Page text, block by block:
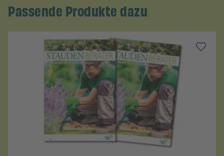
Passende Produkte dazu